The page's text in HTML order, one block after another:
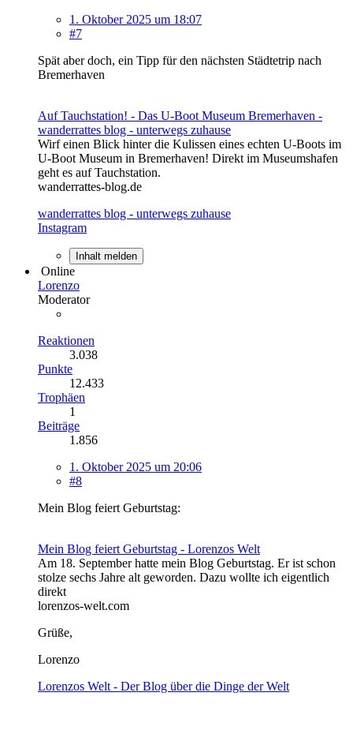
1. Oktober 2025 um 18:07
#7
Spät aber doch, ein Tipp für den nächsten Städtetrip nach
Bremerhaven
Auf Tauchstation! - Das U-Boot Museum Bremerhaven -
wanderrattes blog - unterwegs zuhause
Wirf einen Blick hinter die Kulissen eines echten U-Boots im
U-Boot Museum in Bremerhaven! Direkt im Museumshafen
geht es auf Tauchstation.
wanderrattes-blog.de
wanderrattes blog - unterwegs zuhause
Instagram
Inhalt melden
Online
Lorenzo
Moderator
Reaktionen
3.038
Punkte
12.433
Trophäen
1
Beiträge
1.856
1. Oktober 2025 um 20:06
#8
Mein Blog feiert Geburtstag:
Mein Blog feiert Geburtstag - Lorenzos Welt
Am 18. September hatte mein Blog Geburtstag. Er ist schon
stolze sechs Jahre alt geworden. Dazu wollte ich eigentlich
direkt
lorenzos-welt.com
Grüße,
Lorenzo
Lorenzos Welt - Der Blog über die Dinge der Welt